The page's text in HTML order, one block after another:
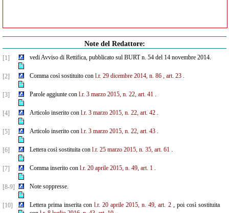
Note del Redattore:
[1] vedi Avviso di Rettifica, pubblicato sul BURT n. 54 del 14 novembre 2014.
[2] Comma così sostituito con l.r. 29 dicembre 2014, n. 86 , art. 23.
[3] Parole aggiunte con l.r. 3 marzo 2015, n. 22, art. 41.
[4] Articolo inserito con l.r. 3 marzo 2015, n. 22, art. 42.
[5] Articolo inserito con l.r. 3 marzo 2015, n. 22, art. 43.
[6] Lettera così sostituita con l.r. 25 marzo 2015, n. 35, art. 61.
[7] Comma inserito con l.r. 20 aprile 2015, n. 49, art. 1.
[8-9] Note soppresse.
[10] Lettera prima inserita con l.r. 20 aprile 2015, n. 49, art. 2, poi così sostituita